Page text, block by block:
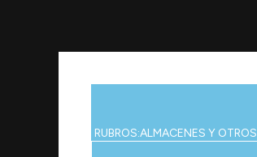
contenido
RUBROS:ALMACENES Y OTROS